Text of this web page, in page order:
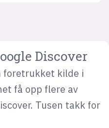
Discover
foretrukket kilde i
få opp flere av
Tusen takk for